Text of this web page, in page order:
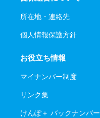
所在地・連絡先
個人情報保護方針
お役立ち情報
マイナンバー制度
リンク集
けんぽ＋ バックナンバー